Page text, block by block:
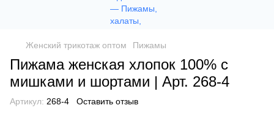
Женский трикотаж оптом Пижамы
Пижама женская хлопок 100% с
мишками и шортами | Арт. 268-4
Артикул: 268-4 Оставить отзыв